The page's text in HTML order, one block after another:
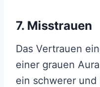
7. Misstrauen
Das Vertrauen
einer grauen
ein schwerer und